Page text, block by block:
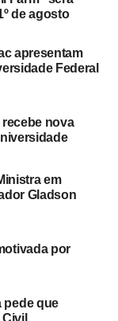
de agosto
apresentam
Federal
nova
em
Gladson
por
pede que